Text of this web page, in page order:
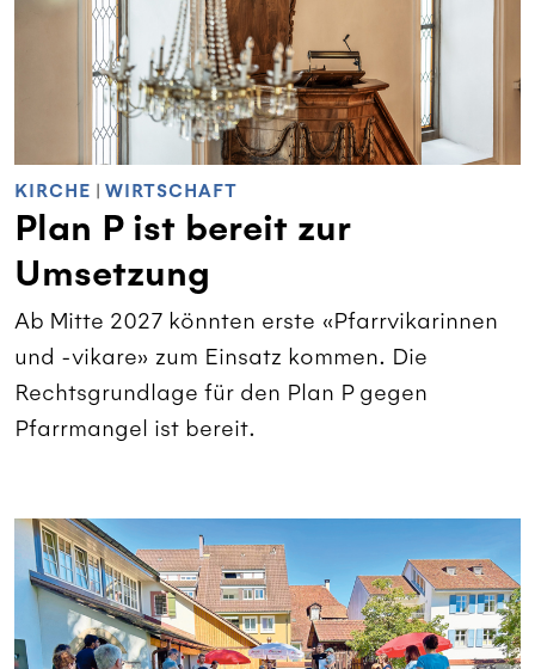
KIRCHE | WIRTSCHAFT
Plan P ist bereit zur
Umsetzung
Ab Mitte 2027 könnten erste «Pfarrvikarinnen
und -vikare» zum Einsatz kommen. Die
Rechtsgrundlage für den Plan P gegen
Pfarrmangel ist bereit.